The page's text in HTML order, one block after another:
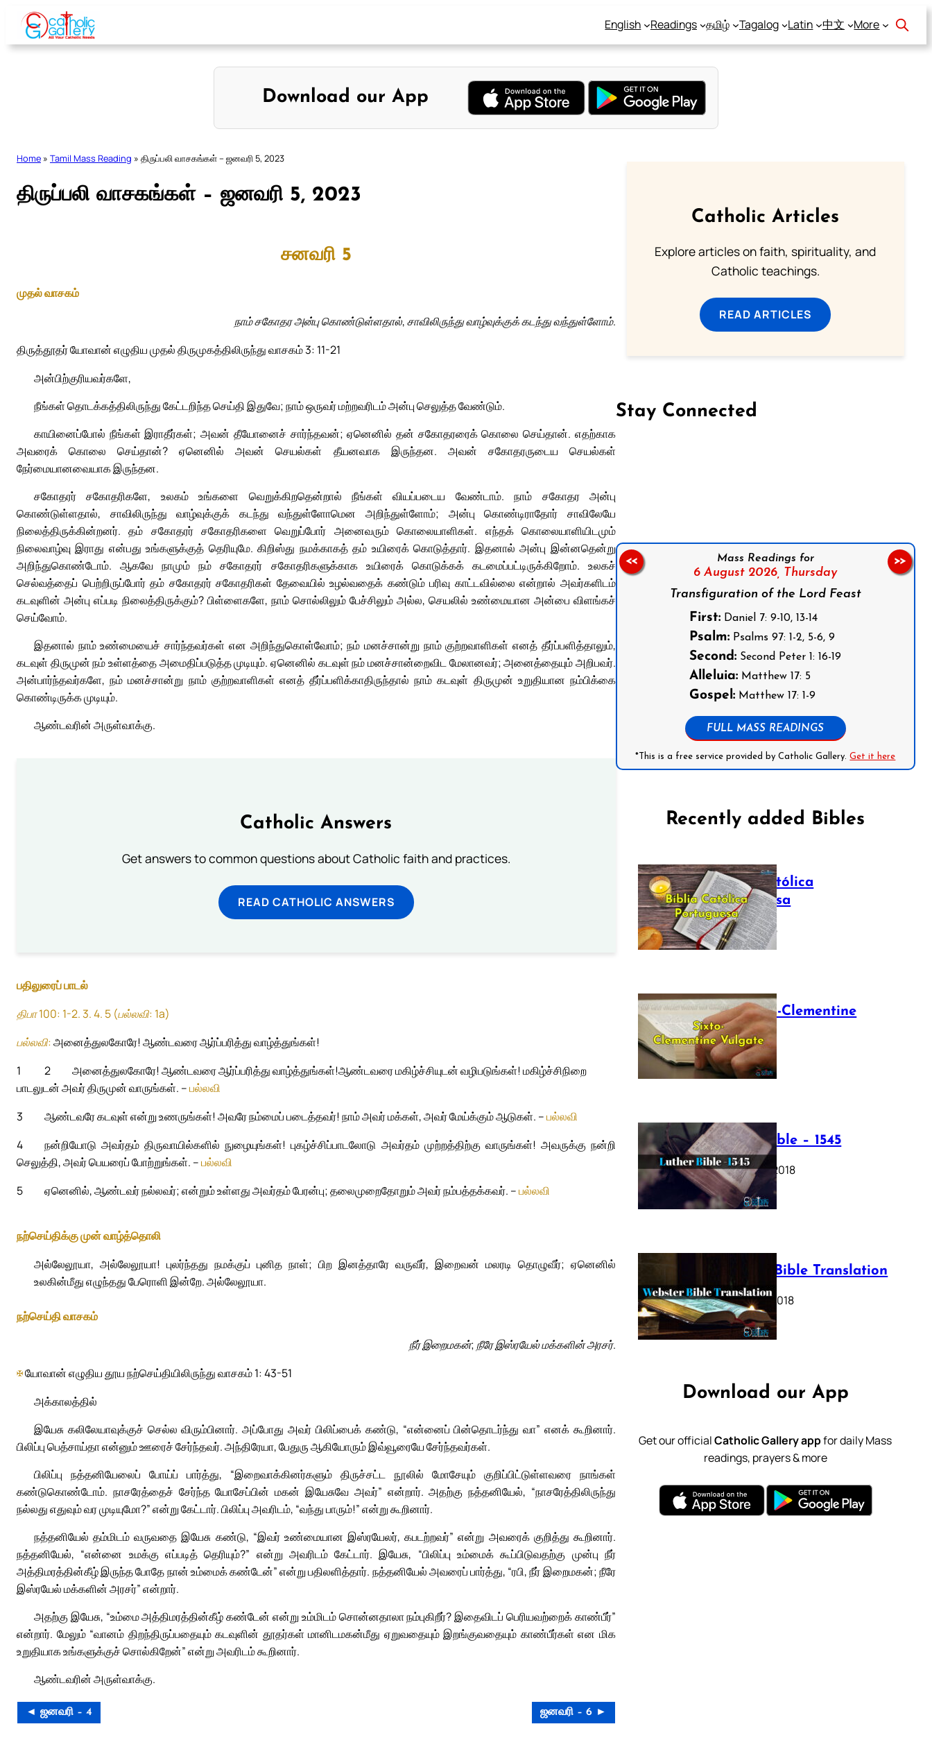
Skip
content
English Readings தமிழ் Tagalog Latin 中文 More
Download our App
Home » Tamil Mass Reading » திருப்பலி வாசகங்கள் – ஜனவரி 5, 2023
திருப்பலி வாசகங்கள் – ஜனவரி 5, 2023
சனவரி 5
முதல் வாசகம்
நாம் சகோதர அன்பு கொண்டுள்ளதால், சாவிலிருந்து வாழ்வுக்குக் கடந்து வந்துள்ளோம்.
திருத்தூதர் யோவான் எழுதிய முதல் திருமுகத்திலிருந்து வாசகம் 3: 11-21
அன்பிற்குரியவர்களே,
நீங்கள் தொடக்கத்திலிருந்து கேட்டறிந்த செய்தி இதுவே; நாம் ஒருவர் மற்றவரிடம் அன்பு செலுத்த வேண்டும்.
காயினைப்போல் நீங்கள் இராதீர்கள்; அவன் தீயோனைச் சார்ந்தவன்; ஏனெனில் தன் சகோதரரைக் கொலை செய்தான். எதற்காக
அவரைக் கொலை செய்தான்? ஏனெனில் அவன் செயல்கள் தீயனவாக இருந்தன. அவன் சகோதரருடைய செயல்கள்
நேர்மையானவையாக இருந்தன.
சகோதரர் சகோதரிகளே, உலகம் உங்களை வெறுக்கிறதென்றால் நீங்கள் வியப்படைய வேண்டாம். நாம் சகோதர அன்பு
கொண்டுள்ளதால், சாவிலிருந்து வாழ்வுக்குக் கடந்து வந்துள்ளோமென அறிந்துள்ளோம்; அன்பு கொண்டிராதோர் சாவிலேயே
நிலைத்திருக்கின்றனர். தம் சகோதரர் சகோதரிகளை வெறுப்போர் அனைவரும் கொலையாளிகள். எந்தக் கொலையாளியிடமும்
நிலைவாழ்வு இராது என்பது உங்களுக்குத் தெரியுமே. கிறிஸ்து நமக்காகத் தம் உயிரைக் கொடுத்தார். இதனால் அன்பு இன்னதென்று
அறிந்துகொண்டோம். ஆகவே நாமும் நம் சகோதரர் சகோதரிகளுக்காக உயிரைக் கொடுக்கக் கடமைப்பட்டிருக்கிறோம். உலகச்
செல்வத்தைப் பெற்றிருப்போர் தம் சகோதரர் சகோதரிகள் தேவையில் உழல்வதைக் கண்டும் பரிவு காட்டவில்லை என்றால் அவர்களிடம்
கடவுளின் அன்பு எப்படி நிலைத்திருக்கும்? பிள்ளைகளே, நாம் சொல்லிலும் பேச்சிலும் அல்ல, செயலில் உண்மையான அன்பை விளங்கச்
செய்வோம்.
இதனால் நாம் உண்மையைச் சார்ந்தவர்கள் என அறிந்துகொள்வோம்; நம் மனச்சான்று நாம் குற்றவாளிகள் எனத் தீர்ப்பளித்தாலும்,
கடவுள் திருமுன் நம் உள்ளத்தை அமைதிப்படுத்த முடியும். ஏனெனில் கடவுள் நம் மனச்சான்றைவிட மேலானவர்; அனைத்தையும் அறிபவர்.
அன்பார்ந்தவர்களே, நம் மனச்சான்று நாம் குற்றவாளிகள் எனத் தீர்ப்பளிக்காதிருந்தால் நாம் கடவுள் திருமுன் உறுதியான நம்பிக்கை
கொண்டிருக்க முடியும்.
ஆண்டவரின் அருள்வாக்கு.
Catholic Answers
Get answers to common questions about Catholic faith and practices.
READ CATHOLIC ANSWERS
பதிலுரைப் பாடல்
திபா 100: 1-2. 3. 4. 5 (பல்லவி: 1a)
பல்லவி:அனைத்துலகோரே! ஆண்டவரை ஆர்ப்பரித்து வாழ்த்துங்கள்!
1
அனைத்துலகோரே! ஆண்டவரை ஆர்ப்பரித்து வாழ்த்துங்கள்!
2
ஆண்டவரை மகிழ்ச்சியுடன் வழிபடுங்கள்! மகிழ்ச்சிநிறை
பாடலுடன் அவர் திருமுன் வாருங்கள். –பல்லவி
3
ஆண்டவரே கடவுள் என்று உணருங்கள்! அவரே நம்மைப் படைத்தவர்! நாம் அவர் மக்கள், அவர் மேய்க்கும் ஆடுகள். –பல்லவி
4
நன்றியோடு அவர்தம் திருவாயில்களில் நுழையுங்கள்! புகழ்ச்சிப்பாடலோடு அவர்தம் முற்றத்திற்கு வாருங்கள்! அவருக்கு நன்றி
செலுத்தி, அவர் பெயரைப் போற்றுங்கள். –பல்லவி
5
ஏனெனில், ஆண்டவர் நல்லவர்; என்றும் உள்ளது அவர்தம் பேரன்பு; தலைமுறைதோறும் அவர் நம்பத்தக்கவர். –பல்லவி
நற்செய்திக்கு முன் வாழ்த்தொலி
அல்லேலூயா, அல்லேலூயா! புலர்ந்தது நமக்குப் புனித நாள்; பிற இனத்தாரே வருவீர், இறைவன் மலரடி தொழுவீர்; ஏனெனில்
உலகின்மீது எழுந்தது பேரொளி இன்றே. அல்லேலூயா.
நற்செய்தி வாசகம்
நீர் இறைமகன்; நீரே இஸ்ரயேல் மக்களின் அரசர்.
✠யோவான் எழுதிய தூய நற்செய்தியிலிருந்து வாசகம் 1: 43-51
அக்காலத்தில்
இயேசு கலிலேயாவுக்குச் செல்ல விரும்பினார். அப்போது அவர் பிலிப்பைக் கண்டு, “என்னைப் பின்தொடர்ந்து வா” எனக் கூறினார்.
பிலிப்பு பெத்சாய்தா என்னும் ஊரைச் சேர்ந்தவர். அந்திரேயா, பேதுரு ஆகியோரும் இவ்வூரையே சேர்ந்தவர்கள்.
பிலிப்பு நத்தனியேலைப் போய்ப் பார்த்து, “இறைவாக்கினர்களும் திருச்சட்ட நூலில் மோசேயும் குறிப்பிட்டுள்ளவரை நாங்கள்
கண்டுகொண்டோம். நாசரேத்தைச் சேர்ந்த யோசேப்பின் மகன் இயேசுவே அவர்” என்றார். அதற்கு நத்தனியேல், “நாசரேத்திலிருந்து
நல்லது எதுவும் வர முடியுமோ?” என்று கேட்டார். பிலிப்பு அவரிடம், “வந்து பாரும்!” என்று கூறினார்.
நத்தனியேல் தம்மிடம் வருவதை இயேசு கண்டு, “இவர் உண்மையான இஸ்ரயேலர், கபடற்றவர்” என்று அவரைக் குறித்து கூறினார்.
நத்தனியேல், “என்னை உமக்கு எப்படித் தெரியும்?” என்று அவரிடம் கேட்டார். இயேசு, “பிலிப்பு உம்மைக் கூப்பிடுவதற்கு முன்பு நீர்
அத்திமரத்தின்கீழ் இருந்த போதே நான் உம்மைக் கண்டேன்” என்று பதிலளித்தார். நத்தனியேல் அவரைப் பார்த்து, “ரபி, நீர் இறைமகன்; நீரே
இஸ்ரயேல் மக்களின் அரசர்” என்றார்.
அதற்கு இயேசு, “உம்மை அத்திமரத்தின்கீழ் கண்டேன் என்று உம்மிடம் சொன்னதாலா நம்புகிறீர்? இதைவிடப் பெரியவற்றைக் காண்பீர்”
என்றார். மேலும் “வானம் திறந்திருப்பதையும் கடவுளின் தூதர்கள் மானிடமகன்மீது ஏறுவதையும் இறங்குவதையும் காண்பீர்கள் என மிக
உறுதியாக உங்களுக்குச் சொல்கிறேன்” என்று அவரிடம் கூறினார்.
ஆண்டவரின் அருள்வாக்கு.
◄ ஜனவரி – 4 ஜனவரி – 6 ►
Catholic Articles
Explore articles on faith, spirituality, and
Catholic teachings.
READ ARTICLES
Stay Connected
Mass Readings for
6 August 2026, Thursday
Transfiguration of the Lord Feast
First: Daniel 7: 9-10, 13-14
Psalm: Psalms 97: 1-2, 5-6, 9
Second: Second Peter 1: 16-19
Alleluia: Matthew 17: 5
Gospel: Matthew 17: 1-9
FULL MASS READINGS
*This is a free service provided by Catholic Gallery.Get it here
<< >>
Recently added Bibles
Bíblia Católica
Portuguesa
July 16, 2025
The Sixto-Clementine
Vulgate
July 12, 2025
Luther Bible – 1545
October 17, 2018
Webster Bible Translation
October 11, 2018
Download our App
Get our officialCatholic Gallery appfor daily Mass
readings, prayers & more